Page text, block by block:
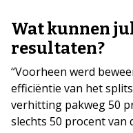
Wat kunnen
resultaten?
“Voorheen werd
efficiëntie van het
verhitting pakweg 50
slechts 50 procent van